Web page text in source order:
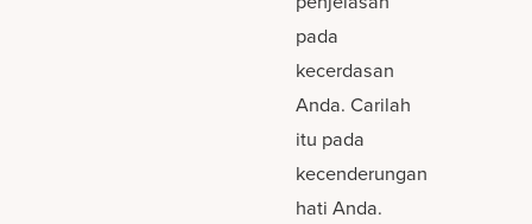
pada
kecerdasan
Anda. Carilah
itu pada
kecenderungan
hati Anda.